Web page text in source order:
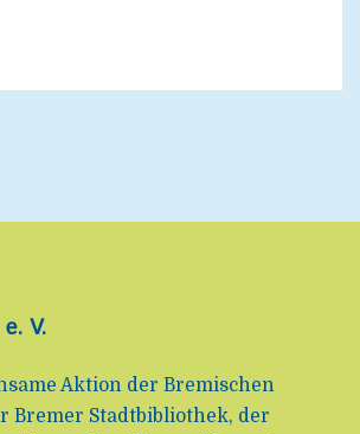
V.
Aktion der Bremischen
Bremer Stadtbibliothek, der